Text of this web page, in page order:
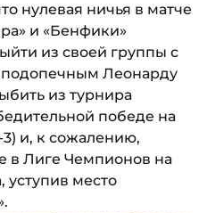
нулевая ничья в матче
и «Бенфики»
из своей группы с
подопечным Леонарду
из турнира
победе на
3) и, к сожалению,
в Лиге Чемпионов на
уступив место